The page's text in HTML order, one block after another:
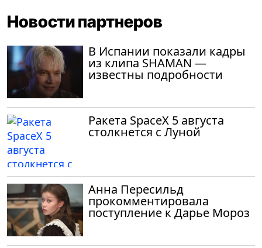
Новости партнеров
В Испании показали кадры
из клипа SHAMAN —
известны подробности
Ракета SpaceX 5 августа
столкнется с Луной
Анна Пересильд
прокомментировала
поступление к Дарье Мороз